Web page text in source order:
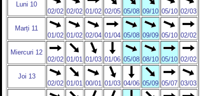
Luni 10
02/02 02/02 01/02 02/05 05/08 09/10 05/10 02/03
Marți 11
01/02 01/02 02/04 01/04 05/08 09/09 05/10 02/02
Miercuri 12
02/02 01/01 01/03 01/06 05/08 08/10 05/10 02/02
Joi 13
02/02 01/01 00/01 01/03 04/06 05/09 05/07 03/03